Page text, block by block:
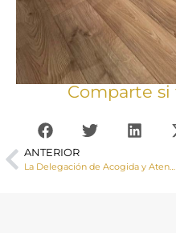
Comparte
ANTERIOR
La Delegación de Acogida y Atención a las Personas con Discapacidad ha conmemorado el Día Internacional de la Discapacidad